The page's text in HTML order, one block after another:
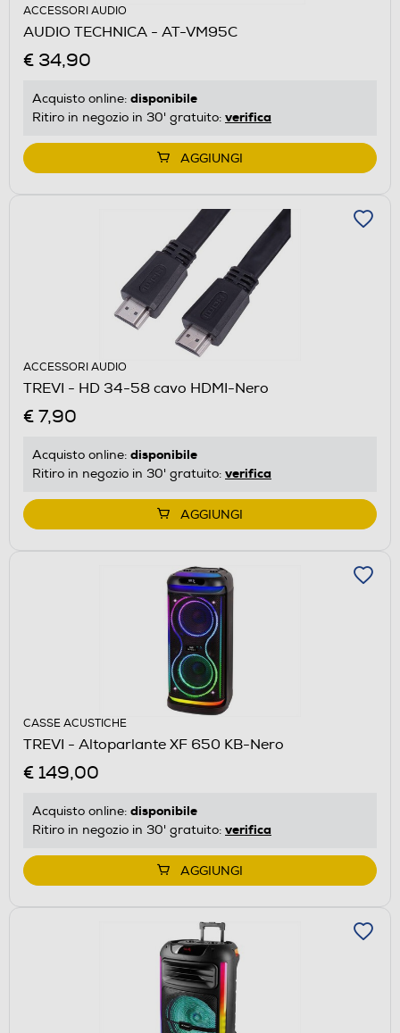
ACCESSORI AUDIO
AUDIO TECHNICA - AT-VM95C
€ 34,90
Acquisto online: disponibile
Ritiro in negozio in 30' gratuito: verifica
AGGIUNGI
ACCESSORI AUDIO
TREVI - HD 34-58 cavo HDMI-Nero
€ 7,90
Acquisto online: disponibile
Ritiro in negozio in 30' gratuito: verifica
AGGIUNGI
CASSE ACUSTICHE
TREVI - Altoparlante XF 650 KB-Nero
€ 149,00
Acquisto online: disponibile
Ritiro in negozio in 30' gratuito: verifica
AGGIUNGI